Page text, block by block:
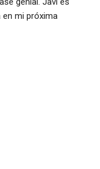
en mi próxima